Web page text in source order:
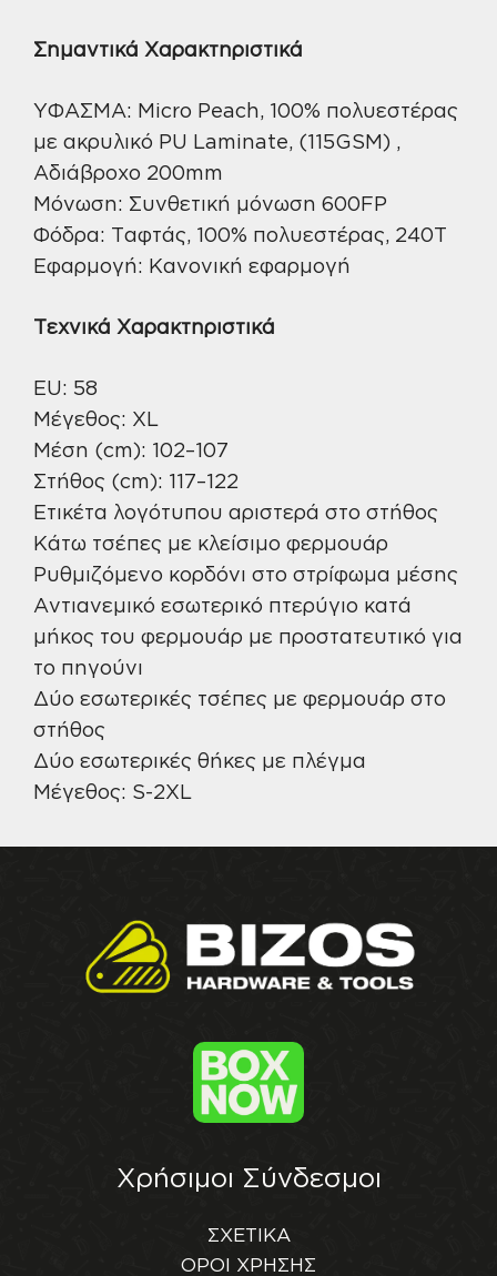
Σημαντικά Χαρακτηριστικά
ΥΦΑΣΜΑ: Micro Peach, 100% πολυεστέρας
με ακρυλικό PU Laminate, (115GSM) ,
Αδιάβροχο 200mm
Μόνωση: Συνθετική μόνωση 600FP
Φόδρα: Ταφτάς, 100% πολυεστέρας, 240T
Εφαρμογή: Κανονική εφαρμογή
Τεχνικά Χαρακτηριστικά
EU: 58
Μέγεθος: XL
Μέση (cm): 102–107
Στήθος (cm): 117–122
Ετικέτα λογότυπου αριστερά στο στήθος
Κάτω τσέπες με κλείσιμο φερμουάρ
Ρυθμιζόμενο κορδόνι στο στρίφωμα μέσης
Αντιανεμικό εσωτερικό πτερύγιο κατά
μήκος του φερμουάρ με προστατευτικό για
το πηγούνι
Δύο εσωτερικές τσέπες με φερμουάρ στο
στήθος
Δύο εσωτερικές θήκες με πλέγμα
Μέγεθος: S-2XL
Χρήσιμοι Σύνδεσμοι
ΣΧΕΤΙΚΑ
ΟΡΟΙ ΧΡΗΣΗΣ